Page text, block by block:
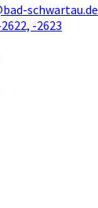
schwartau.de
-2623